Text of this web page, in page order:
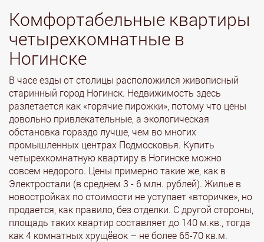
Комфортабельные квартиры
четырехкомнатные в
Ногинске
В часе езды от столицы расположился живописный
старинный город Ногинск. Недвижимость здесь
разлетается как «горячие пирожки», потому что цены
довольно привлекательные, а экологическая
обстановка гораздо лучше, чем во многих
промышленных центрах Подмосковья. Купить
четырехкомнатную квартиру в Ногинске можно
совсем недорого. Цены примерно такие же, как в
Электростали (в среднем 3 - 6 млн. рублей). Жилье в
новостройках по стоимости не уступает «вторичке», но
продается, как правило, без отделки. С другой стороны,
площадь таких квартир составляет до 140 м.кв., тогда
как 4 комнатных хрущёвок – не более 65-70 кв.м.